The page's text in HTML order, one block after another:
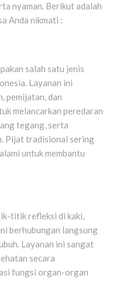
nyaman. Berikut adalah
Anda nikmati :
salah satu jenis
Layanan ini
pemijatan, dan
melancarkan peredaran
tegang, serta
Pijat tradisional sering
untuk membantu
titik refleksi di kaki,
berhubungan langsung
Layanan ini sangat
secara
fungsi organ-organ